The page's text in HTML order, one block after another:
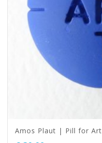
Amos Plaut | Pill for Art